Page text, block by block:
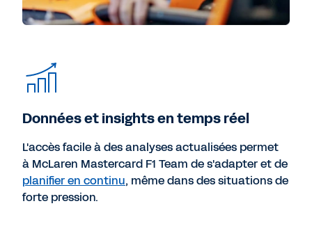
Données et insights en temps réel
L'accès facile à des analyses actualisées permet
à McLaren Mastercard F1 Team de s'adapter et de
planifier en continu, même dans des situations de
forte pression.